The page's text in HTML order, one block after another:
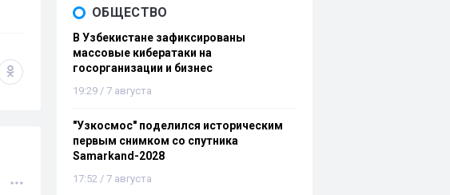
ОБЩЕСТВО
В Узбекистане зафиксированы
массовые кибератаки на
госорганизации и бизнес
19:29 / 7 августа
"Узкосмос" поделился историческим
первым снимком со спутника
Samarkand-2028
17:52 / 7 августа